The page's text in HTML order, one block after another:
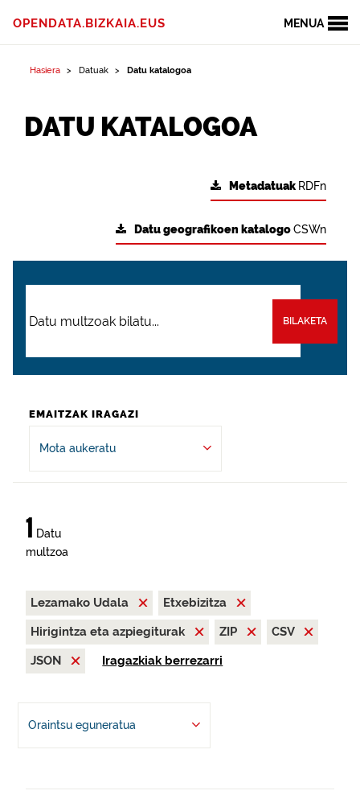
MENUA
OPENDATA.BIZKAIA.EUS
Hasiera Datuak Datu katalogoa
DATU KATALOGOA
Metadatuak RDFn
Datu geografikoen katalogoCSWn
BILAKETA
EMAITZAK IRAGAZI
Mota aukeratu
1 Datu
multzoa
Lezamako Udala
Etxebizitza
Hirigintza eta azpiegiturak
ZIP
CSV
JSON
Iragazkiak berrezarri
Oraintsu eguneratua